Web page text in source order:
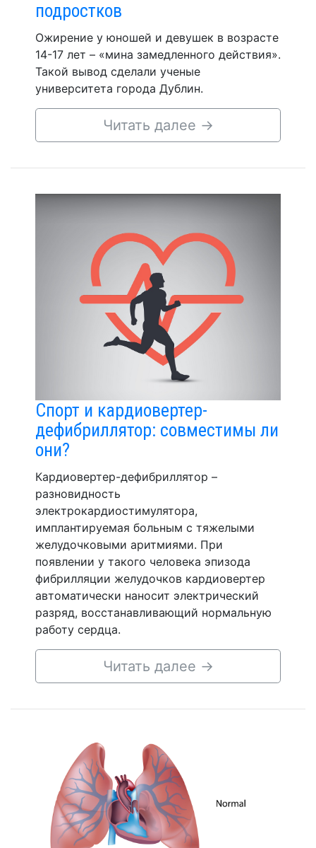
подростков
Ожирение у юношей и девушек в возрасте
14-17 лет – «мина замедленного действия».
Такой вывод сделали ученые
университета города Дублин.
Читать далее →
Спорт и кардиовертер-
дефибриллятор: совместимы ли
они?
Кардиовертер-дефибриллятор –
разновидность
электрокардиостимулятора,
имплантируемая больным с тяжелыми
желудочковыми аритмиями. При
появлении у такого человека эпизода
фибрилляции желудочков кардиовертер
автоматически наносит электрический
разряд, восстанавливающий нормальную
работу сердца.
Читать далее →